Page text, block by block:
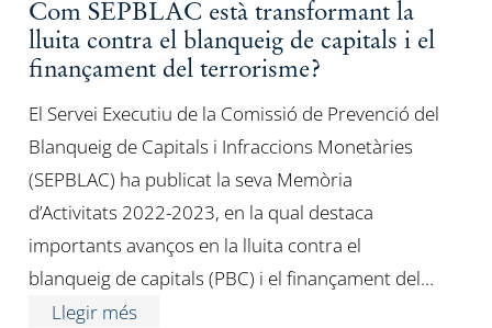
Com SEPBLAC està transformant la
lluita contra el blanqueig de capitals i el
finançament del terrorisme?
El Servei Executiu de la Comissió de Prevenció del
Blanqueig de Capitals i Infraccions Monetàries
(SEPBLAC) ha publicat la seva Memòria
d’Activitats 2022-2023, en la qual destaca
importants avanços en la lluita contra el
blanqueig de capitals (PBC) i el finançament del…
Llegir més